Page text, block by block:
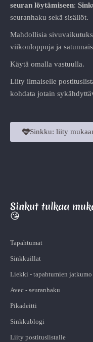
seuran löytämiseen:
seuranhaku sekä sisällöt.
Mahdollisia
viikonloppuja ja
Käytä omalla vastuulla.
Liity ilmaiselle
kohdata jotain
Sinkku: liity
Sinkut tulkaa
😘
Tapahtumat
Sinkkuillat
Liekki - tapahtumien jatkumo
Avec - seuranhaku
Pikadeitti
Sinkkublogi
Liity postituslistalle